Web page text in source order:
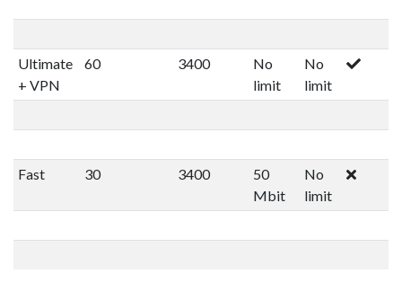
Ultimate
+ VPN
60 3400
No
limit
No
limit
Fast 30 3400
50
Mbit
No
limit